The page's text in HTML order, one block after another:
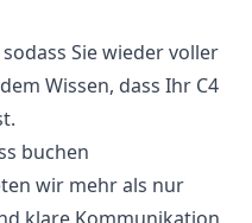
Sie wieder voller
Wissen, dass Ihr C4
buchen
wir mehr als nur